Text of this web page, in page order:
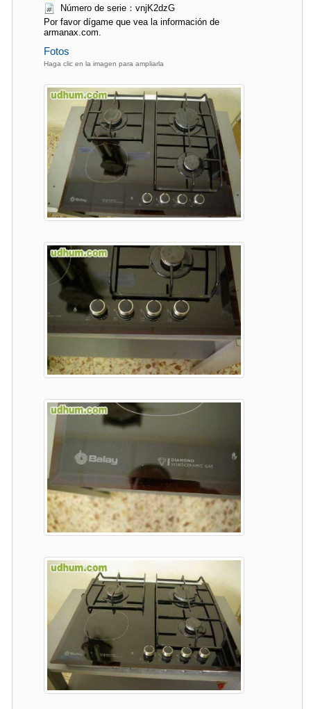
Número de serie：vnjK2dzG
Por favor dígame que vea la información de
armanax.com.
Fotos
Haga clic en la imagen para ampliarla